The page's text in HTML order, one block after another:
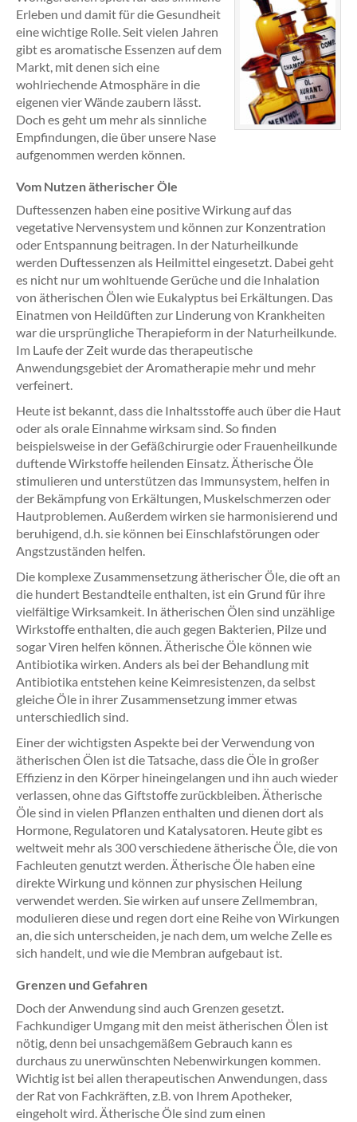
Erleben und damit für die Gesundheit
eine wichtige Rolle. Seit vielen Jahren
gibt es aromatische Essenzen auf dem
Markt, mit denen sich eine
wohlriechende Atmosphäre in die
eigenen vier Wände zaubern lässt.
Doch es geht um mehr als sinnliche
Empfindungen, die über unsere Nase
aufgenommen werden können.
Vom Nutzen ätherischer Öle
Duftessenzen haben eine positive Wirkung auf das
vegetative Nervensystem und können zur Konzentration
oder Entspannung beitragen. In der Naturheilkunde
werden Duftessenzen als Heilmittel eingesetzt. Dabei geht
es nicht nur um wohltuende Gerüche und die Inhalation
von ätherischen Ölen wie Eukalyptus bei Erkältungen. Das
Einatmen von Heildüften zur Linderung von Krankheiten
war die ursprüngliche Therapieform in der Naturheilkunde.
Im Laufe der Zeit wurde das therapeutische
Anwendungsgebiet der Aromatherapie mehr und mehr
verfeinert.
Heute ist bekannt, dass die Inhaltsstoffe auch über die Haut
oder als orale Einnahme wirksam sind. So finden
beispielsweise in der Gefäßchirurgie oder Frauenheilkunde
duftende Wirkstoffe heilenden Einsatz. Ätherische Öle
stimulieren und unterstützen das Immunsystem, helfen in
der Bekämpfung von Erkältungen, Muskelschmerzen oder
Hautproblemen. Außerdem wirken sie harmonisierend und
beruhigend, d.h. sie können bei Einschlafstörungen oder
Angstzuständen helfen.
Die komplexe Zusammensetzung ätherischer Öle, die oft an
die hundert Bestandteile enthalten, ist ein Grund für ihre
vielfältige Wirksamkeit. In ätherischen Ölen sind unzählige
Wirkstoffe enthalten, die auch gegen Bakterien, Pilze und
sogar Viren helfen können. Ätherische Öle können wie
Antibiotika wirken. Anders als bei der Behandlung mit
Antibiotika entstehen keine Keimresistenzen, da selbst
gleiche Öle in ihrer Zusammensetzung immer etwas
unterschiedlich sind.
Einer der wichtigsten Aspekte bei der Verwendung von
ätherischen Ölen ist die Tatsache, dass die Öle in großer
Effizienz in den Körper hineingelangen und ihn auch wieder
verlassen, ohne das Giftstoffe zurückbleiben. Ätherische
Öle sind in vielen Pflanzen enthalten und dienen dort als
Hormone, Regulatoren und Katalysatoren. Heute gibt es
weltweit mehr als 300 verschiedene ätherische Öle, die von
Fachleuten genutzt werden. Ätherische Öle haben eine
direkte Wirkung und können zur physischen Heilung
verwendet werden. Sie wirken auf unsere Zellmembran,
modulieren diese und regen dort eine Reihe von Wirkungen
an, die sich unterscheiden, je nach dem, um welche Zelle es
sich handelt, und wie die Membran aufgebaut ist.
Grenzen und Gefahren
Doch der Anwendung sind auch Grenzen gesetzt.
Fachkundiger Umgang mit den meist ätherischen Ölen ist
nötig, denn bei unsachgemäßem Gebrauch kann es
durchaus zu unerwünschten Nebenwirkungen kommen.
Wichtig ist bei allen therapeutischen Anwendungen, dass
der Rat von Fachkräften, z.B. von Ihrem Apotheker,
eingeholt wird. Ätherische Öle sind zum einen